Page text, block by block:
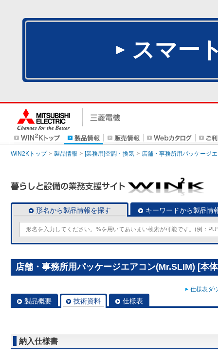
スマー
WIN2Kトップ 製品情報 [業務用]空調・換気 店舗・事務所用パッケージ
形名から製品情報を探す キーワードから製品情
店舗・事務所用パッケージエアコン(Mr.SLIM) [本
仕様表ダ
製品概要 技術資料 仕様表
納入仕様書